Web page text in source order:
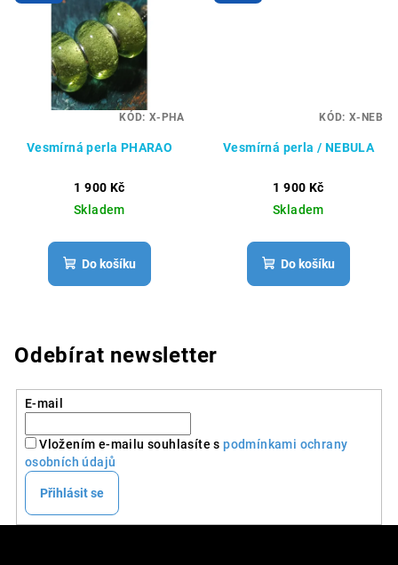
Vesmírná perla PHARAO
1 900 Kč
Skladem
Do košíku
KÓD: X-PHA
Vesmírná perla / NEBULA
1 900 Kč
Skladem
Do košíku
KÓD: X-NEB
Odebírat newsletter
E-mail
Vložením e-mailu souhlasíte spodmínkami ochrany
osobních údajů
Přihlásit se